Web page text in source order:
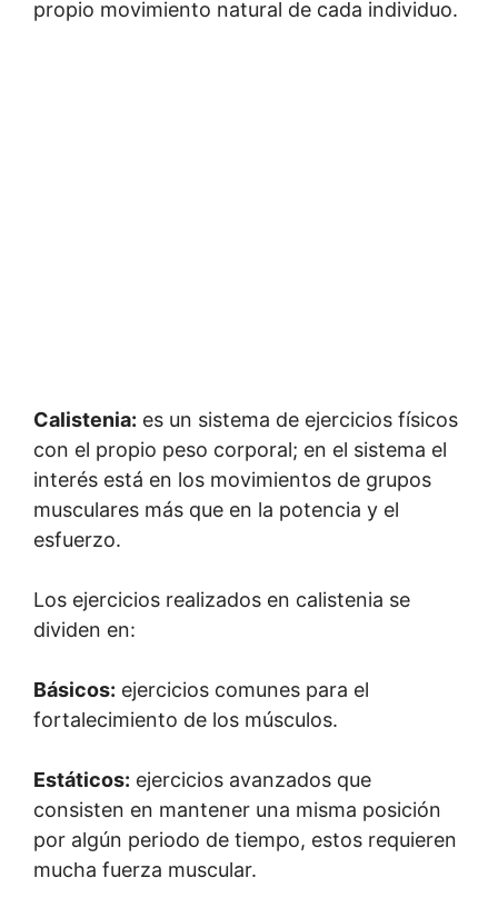
propio movimiento natural de cada individuo.
Calistenia: es un sistema de ejercicios físicos
con el propio peso corporal; en el sistema el
interés está en los movimientos de grupos
musculares más que en la potencia y el
esfuerzo.
Los ejercicios realizados en calistenia se
dividen en:
Básicos: ejercicios comunes para el
fortalecimiento de los músculos.
Estáticos: ejercicios avanzados que
consisten en mantener una misma posición
por algún periodo de tiempo, estos requieren
mucha fuerza muscular.